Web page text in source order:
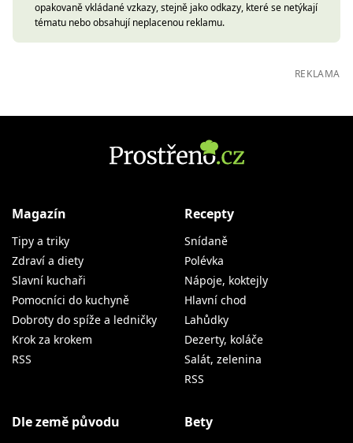
opakovaně vkládané vzkazy, stejně jako odkazy, které se netýkají
tématu nebo obsahují neplacenou reklamu.
REKLAMA
Magazín
Tipy a triky
Zdraví a diety
Slavní kuchaři
Pomocníci do kuchyně
Dobroty do spíže a ledničky
Krok za krokem
RSS
Recepty
Snídaně
Polévka
Nápoje, koktejly
Hlavní chod
Lahůdky
Dezerty, koláče
Salát, zelenina
RSS
Dle země původu Bety